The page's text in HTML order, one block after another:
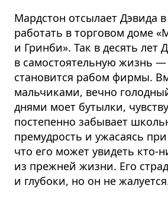
Мардстон отсылает Дэвида
работать в торговом доме
и Гринби». Так в десять лет
в самостоятельную жизнь —
становится рабом фирмы.
мальчиками, вечно
днями моет бутылки,
постепенно забывает
премудрость и ужасаясь
что его может увидеть кто-
из прежней жизни. Его
и глубоки, но он не